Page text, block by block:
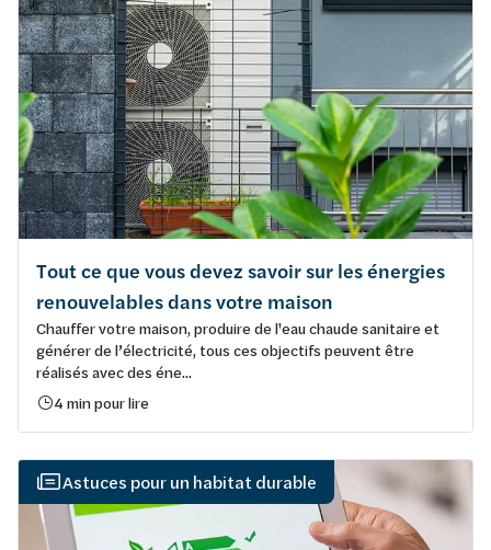
Tout ce que vous devez savoir sur les énergies
renouvelables dans votre maison
Chauffer votre maison, produire de l'eau chaude sanitaire et
générer de l’électricité, tous ces objectifs peuvent être
réalisés avec des éne...
4 min pour lire
Astuces pour un habitat durable